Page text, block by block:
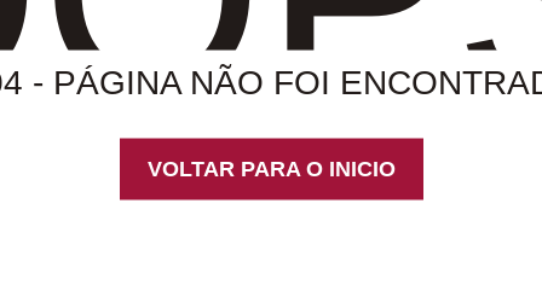
- PÁGINA NÃO FOI
VOLTAR PARA O INICIO